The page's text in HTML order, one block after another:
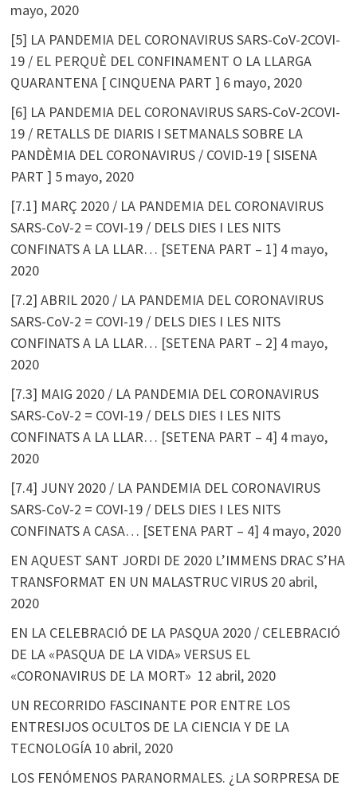
mayo, 2020
[5] LA PANDEMIA DEL CORONAVIRUS SARS-CoV-2COVI-
19 / EL PERQUÈ DEL CONFINAMENT O LA LLARGA
QUARANTENA [ CINQUENA PART ] 6 mayo, 2020
[6] LA PANDEMIA DEL CORONAVIRUS SARS-CoV-2COVI-
19 / RETALLS DE DIARIS I SETMANALS SOBRE LA
PANDÈMIA DEL CORONAVIRUS / COVID-19 [ SISENA
PART ] 5 mayo, 2020
[7.1] MARÇ 2020 / LA PANDEMIA DEL CORONAVIRUS
SARS-CoV-2 = COVI-19 / DELS DIES I LES NITS
CONFINATS A LA LLAR… [SETENA PART – 1] 4 mayo,
2020
[7.2] ABRIL 2020 / LA PANDEMIA DEL CORONAVIRUS
SARS-CoV-2 = COVI-19 / DELS DIES I LES NITS
CONFINATS A LA LLAR… [SETENA PART – 2] 4 mayo,
2020
[7.3] MAIG 2020 / LA PANDEMIA DEL CORONAVIRUS
SARS-CoV-2 = COVI-19 / DELS DIES I LES NITS
CONFINATS A LA LLAR… [SETENA PART – 4] 4 mayo,
2020
[7.4] JUNY 2020 / LA PANDEMIA DEL CORONAVIRUS
SARS-CoV-2 = COVI-19 / DELS DIES I LES NITS
CONFINATS A CASA… [SETENA PART – 4] 4 mayo, 2020
EN AQUEST SANT JORDI DE 2020 L’IMMENS DRAC S’HA
TRANSFORMAT EN UN MALASTRUC VIRUS 20 abril,
2020
EN LA CELEBRACIÓ DE LA PASQUA 2020 / CELEBRACIÓ
DE LA «PASQUA DE LA VIDA» VERSUS EL
«CORONAVIRUS DE LA MORT» 12 abril, 2020
UN RECORRIDO FASCINANTE POR ENTRE LOS
ENTRESIJOS OCULTOS DE LA CIENCIA Y DE LA
TECNOLOGÍA 10 abril, 2020
LOS FENÓMENOS PARANORMALES. ¿LA SORPRESA DE